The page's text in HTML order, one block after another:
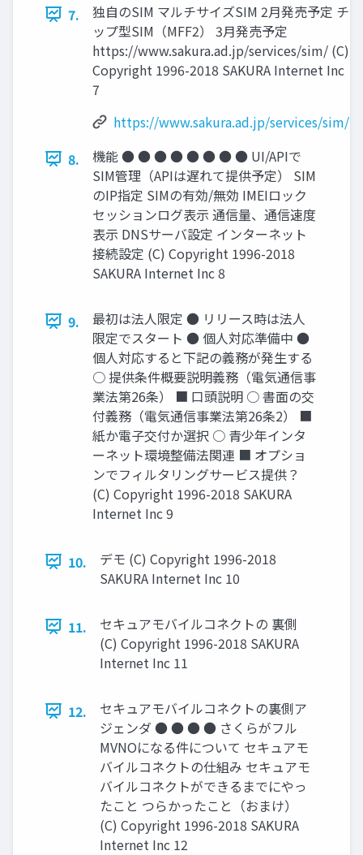
7.
独自のSIM マルチサイズSIM 2月発売予定 チ
ップ型SIM（MFF2） 3月発売予定
https://www.sakura.ad.jp/services/sim/ (C)
Copyright 1996-2018 SAKURA Internet Inc
7
https://www.sakura.ad.jp/services/sim/
8.
機能 ● ● ● ● ● ● ● ● UI/APIで
SIM管理（APIは遅れて提供予定） SIM
のIP指定 SIMの有効/無効 IMEIロック
セッションログ表示 通信量、通信速度
表示 DNSサーバ設定 インターネット
接続設定 (C) Copyright 1996-2018
SAKURA Internet Inc 8
9.
最初は法人限定 ● リリース時は法人
限定でスタート ● 個人対応準備中 ●
個人対応すると下記の義務が発生する
○ 提供条件概要説明義務（電気通信事
業法第26条） ■ 口頭説明 ○ 書面の交
付義務（電気通信事業法第26条2） ■
紙か電子交付か選択 ○ 青少年インタ
ーネット環境整備法関連 ■ オプショ
ンでフィルタリングサービス提供？
(C) Copyright 1996-2018 SAKURA
Internet Inc 9
10.
デモ (C) Copyright 1996-2018
SAKURA Internet Inc 10
11.
セキュアモバイルコネクトの 裏側
(C) Copyright 1996-2018 SAKURA
Internet Inc 11
12.
セキュアモバイルコネクトの裏側ア
ジェンダ ● ● ● ● さくらがフル
MVNOになる件について セキュアモ
バイルコネクトの仕組み セキュアモ
バイルコネクトができるまでにやっ
たこと つらかったこと（おまけ）
(C) Copyright 1996-2018 SAKURA
Internet Inc 12